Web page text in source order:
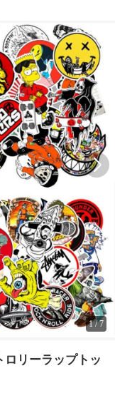
1/7
ロリーラップトッ